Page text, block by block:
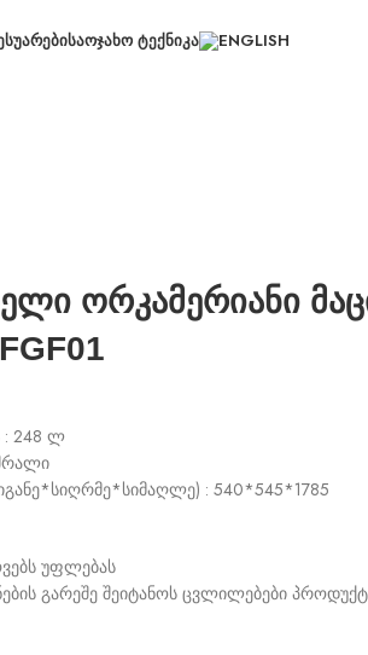
ᲡᲐᲝᲯᲐᲮᲝ ᲢᲔᲥᲜᲘᲙᲐ
ორკამერიანი
: 248 ლ
: 540*545*1785
უფლებას
გარეშე შეიტანოს ცვლილებები